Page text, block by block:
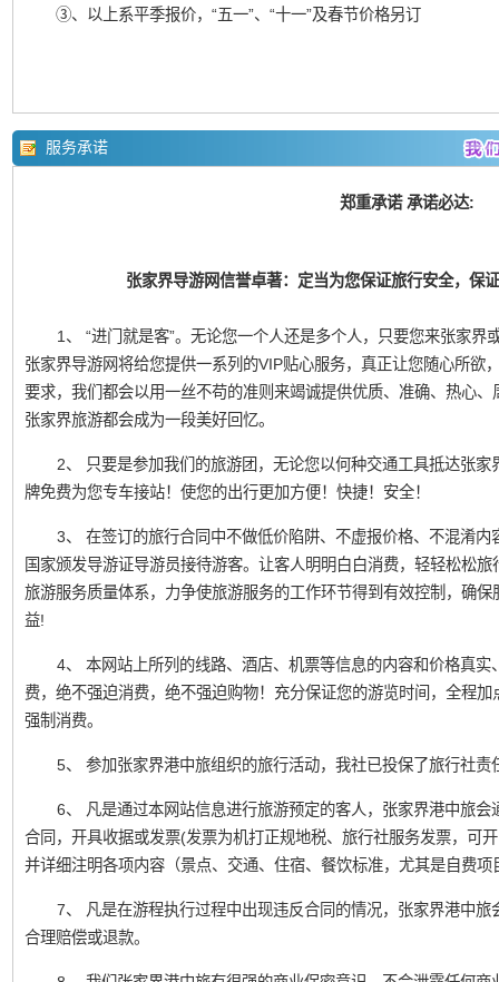
③、以上系平季报价，“五一”、“十一”及春节价格另订
服务承诺
郑重承诺 承诺必达:
张家界导游网信誉卓著：定当为您保证旅行安全，保
1、 “进门就是客”。无论您一个人还是多个人，只要您来张家
张家界导游网将给您提供一系列的VIP贴心服务，真正让您随心所欲
要求，我们都会以用一丝不苟的准则来竭诚提供优质、准确、热心
张家界旅游都会成为一段美好回忆。
2、 只要是参加我们的旅游团，无论您以何种交通工具抵达张
牌免费为您专车接站！使您的出行更加方便！快捷！安全！
3、 在签订的旅行合同中不做低价陷阱、不虚报价格、不混淆
国家颁发导游证导游员接待游客。让客人明明白白消费，轻轻松松
旅游服务质量体系，力争使旅游服务的工作环节得到有效控制，确
益!
4、 本网站上所列的线路、酒店、机票等信息的内容和价格真
费，绝不强迫消费，绝不强迫购物！充分保证您的游览时间，全程
强制消费。
5、 参加张家界港中旅组织的旅行活动，我社已投保了旅行社责
6、 凡是通过本网站信息进行旅游预定的客人，张家界港中旅
合同，开具收据或发票(发票为机打正规地税、旅行社服务发票，可
并详细注明各项内容（景点、交通、住宿、餐饮标准，尤其是自费
7、 凡是在游程执行过程中出现违反合同的情况，张家界港中
合理赔偿或退款。